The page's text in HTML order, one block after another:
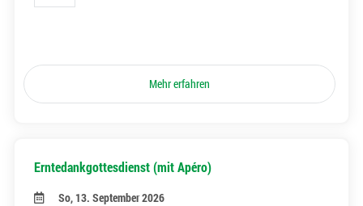
Mehr erfahren
Erntedankgottesdienst (mit Apéro)
So, 13. September 2026